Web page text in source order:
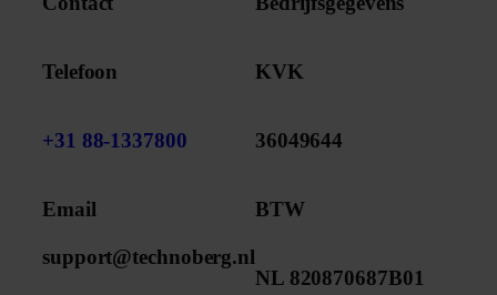
Telefoon
+31 88-1337800
Email
support@technoberg.nl
KVK
36049644
BTW
NL 820870687B01